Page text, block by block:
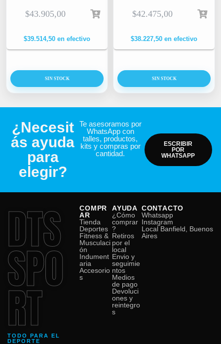
$43.905,00
$39.514,50 en efectivo
SIN STOCK
$42.475,00
$38.227,50 en efectivo
SIN STOCK
¿Necesit
ás ayuda
para
elegir?
Te asesoramos por
WhatsApp con
talles, productos,
kits y compras por
cantidad.
ESCRIBIR
POR
WHATSAPP
DTS
SPO
RT
TODO PARA EL
DEPORTE
COMPR
AR
Tienda
Deportes
Fitness &
Musculaci
ón
Indument
aria
Accesorio
s
AYUDA
¿Cómo
comprar
?
Retiros
por el
local
Envio y
seguimie
ntos
Medios
de pago
Devoluci
ones y
reintegro
s
CONTACTO
Whatsapp
Instagram
Local Banfield, Buenos
Aires